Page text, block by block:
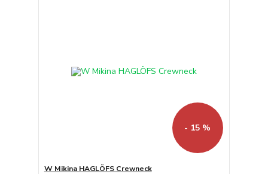
- 15 %
W Mikina HAGLÖFS Crewneck